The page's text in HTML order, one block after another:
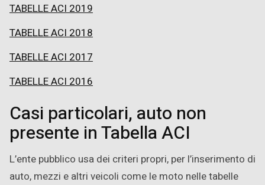
TABELLE ACI 2019
TABELLE ACI 2018
TABELLE ACI 2017
TABELLE ACI 2016
Casi particolari, auto non
presente in Tabella ACI
L’ente pubblico usa dei criteri propri, per l’inserimento di
auto, mezzi e altri veicoli come le moto nelle tabelle